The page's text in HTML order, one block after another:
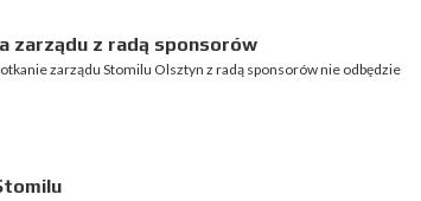
zarządu z radą sponsorów
zarządu Stomilu Olsztyn z radą sponsorów nie odbędzie